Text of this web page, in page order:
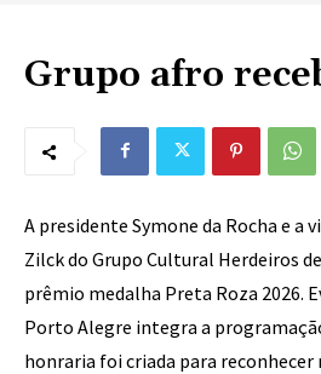
Grupo afro
A presidente Symone da Rocha e a
Zilck do Grupo Cultural Herdeiros
prêmio medalha Preta Roza 2026.
Porto Alegre integra a
honraria foi criada para reconhecer